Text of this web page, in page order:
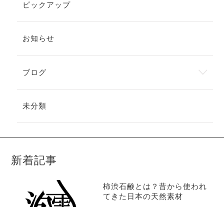
ピックアップ
お知らせ
ブログ
未分類
新着記事
柿渋石鹸とは？昔から使われ
てきた日本の天然素材